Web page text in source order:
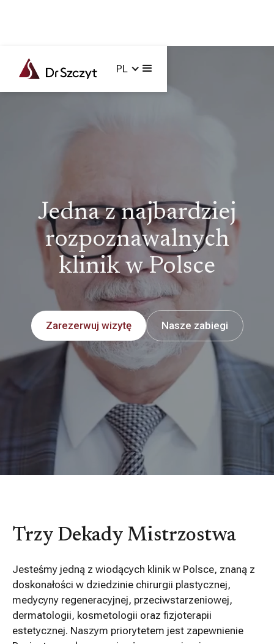
PL
Jedna z najbardziej
rozpoznawalnych
klinik w Polsce
Zarezerwuj wizytę Nasze zabiegi
Trzy Dekady Mistrzostwa
Jesteśmy jedną z wiodących klinik w Polsce, znaną z
doskonałości w dziedzinie chirurgii plastycznej,
medycyny regeneracyjnej, przeciwstarzeniowej,
dermatologii, kosmetologii oraz fizjoterapii
estetycznej. Naszym priorytetem jest zapewnienie